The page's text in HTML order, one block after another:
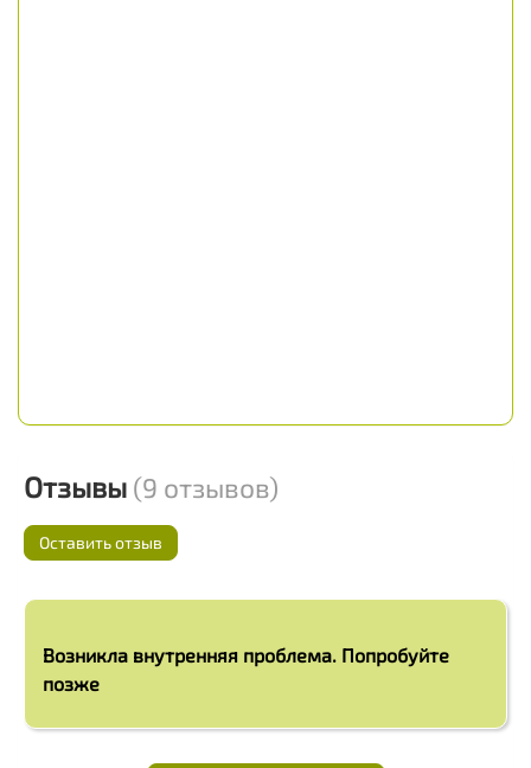
Отзывы (9 отзывов)
Оставить отзыв
Возникла внутренняя проблема. Попробуйте
позже